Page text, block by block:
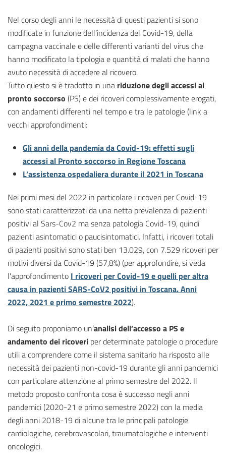
Nel corso degli anni le necessità di questi pazienti si sono
modificate in funzione dell’incidenza del Covid-19, della
campagna vaccinale e delle differenti varianti del virus che
hanno modificato la tipologia e quantità di malati che hanno
avuto necessità di accedere al ricovero.
Tutto questo si è tradotto in una riduzione degli accessi al
pronto soccorso (PS) e dei ricoveri complessivamente erogati,
con andamenti differenti nel tempo e tra le patologie (link a
vecchi approfondimenti:
Gli anni della pandemia da Covid-19: effetti sugli
accessi al Pronto soccorso in Regione Toscana
L’assistenza ospedaliera durante il 2021 in Toscana
Nei primi mesi del 2022 in particolare i ricoveri per Covid-19
sono stati caratterizzati da una netta prevalenza di pazienti
positivi al Sars-Cov2 ma senza patologia Covid-19, quindi
pazienti asintomatici o paucisintomatici. Infatti, i ricoveri totali
di pazienti positivi sono stati ben 13.029, con 7.529 ricoveri per
motivi diversi da Covid-19 (57,8%) (per approfondire, si veda
l'approfondimento I ricoveri per Covid-19 e quelli per altra
causa in pazienti SARS-CoV2 positivi in Toscana. Anni
2022, 2021 e primo semestre 2022).
Di seguito proponiamo un’analisi dell’accesso a PS e
andamento dei ricoveri per determinate patologie o procedure
utili a comprendere come il sistema sanitario ha risposto alle
necessità dei pazienti non-covid-19 durante gli anni pandemici
con particolare attenzione al primo semestre del 2022. Il
metodo proposto confronta cosa è successo negli anni
pandemici (2020-21 e primo semestre 2022) con la media
degli anni 2018-19 di alcune tra le principali patologie
cardiologiche, cerebrovascolari, traumatologiche e interventi
oncologici.